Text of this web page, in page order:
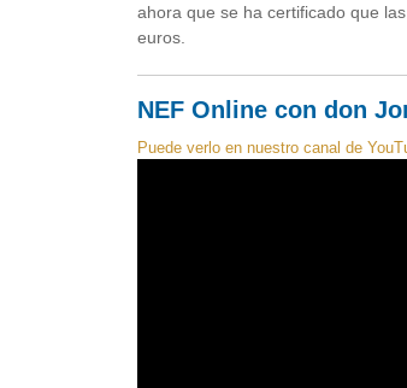
ahora que se ha certificado que
euros.
NEF Online con don
Puede verlo en nuestro canal de